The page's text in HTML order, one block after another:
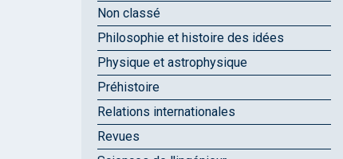
Non classé
Philosophie et histoire des idées
Physique et astrophysique
Préhistoire
Relations internationales
Revues